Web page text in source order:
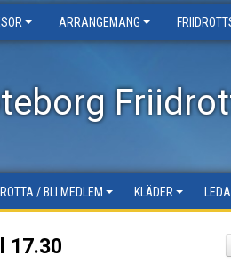
ARRANGEMANG
/ BLI MEDLEM KLÄDER
17.30